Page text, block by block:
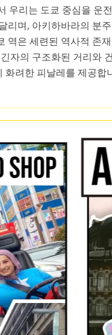
우리는 도쿄 중심을 운
리며, 아키하바라의 분
역은 세련된 역사적 존
자의 구조화된 거리와
화려한 피날레를 제공합